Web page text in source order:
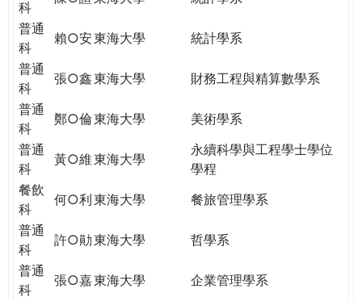
科
普通
科
賴○安東海大學
統計學系
普通
科
張○鑫東海大學
財務工程與精算數學系
普通
科
鄭○倫東海大學
美術學系
普通
科
黃○維東海大學
永續科學與工程學士學位
學程
餐飲
科
何○利東海大學
餐旅管理學系
普通
科
許○勛東海大學
哲學系
普通
科
張○嘉東海大學
企業管理學系